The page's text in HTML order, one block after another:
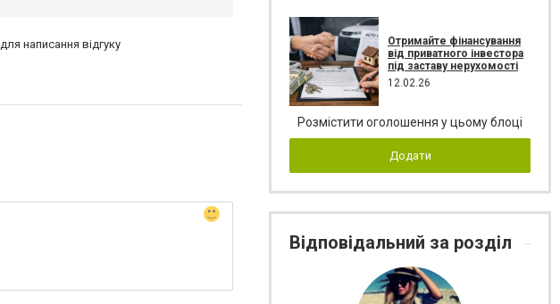
для написання відгуку
Отримайте фінансування
від приватного інвестора
під заставу нерухомості
12.02.26
Розмістити оголошення у цьому блоці
Додати
Відповідальний за розділ